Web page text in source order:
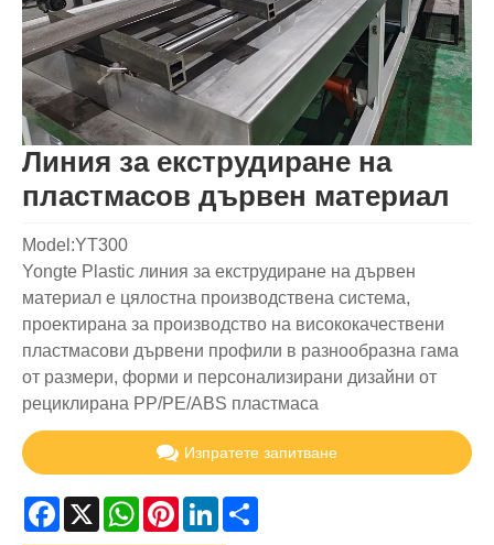
Линия за екструдиране на
пластмасов дървен материал
Model:YT300
Yongte Plastic линия за екструдиране на дървен
материал е цялостна производствена система,
проектирана за производство на висококачествени
пластмасови дървени профили в разнообразна гама
от размери, форми и персонализирани дизайни от
рециклирана PP/PE/ABS пластмаса
Изпратете запитване
Facebook
X WhatsApp
PinterestLinkedIn